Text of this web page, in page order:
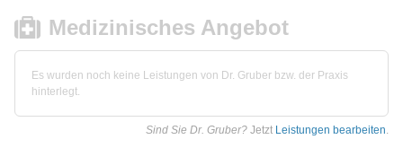
Medizinisches Angebot
Es wurden noch keine Leistungen von Dr. Gruber bzw. der Praxis
hinterlegt.
Sind Sie Dr. Gruber? Jetzt Leistungen bearbeiten.